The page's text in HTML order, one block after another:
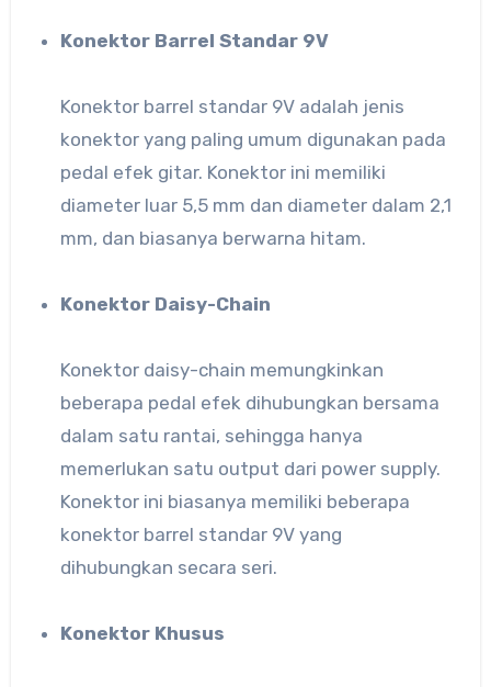
Konektor Barrel Standar 9V
Konektor barrel standar 9V adalah jenis
konektor yang paling umum digunakan pada
pedal efek gitar. Konektor ini memiliki
diameter luar 5,5 mm dan diameter dalam 2,1
mm, dan biasanya berwarna hitam.
Konektor Daisy-Chain
Konektor daisy-chain memungkinkan
beberapa pedal efek dihubungkan bersama
dalam satu rantai, sehingga hanya
memerlukan satu output dari power supply.
Konektor ini biasanya memiliki beberapa
konektor barrel standar 9V yang
dihubungkan secara seri.
Konektor Khusus